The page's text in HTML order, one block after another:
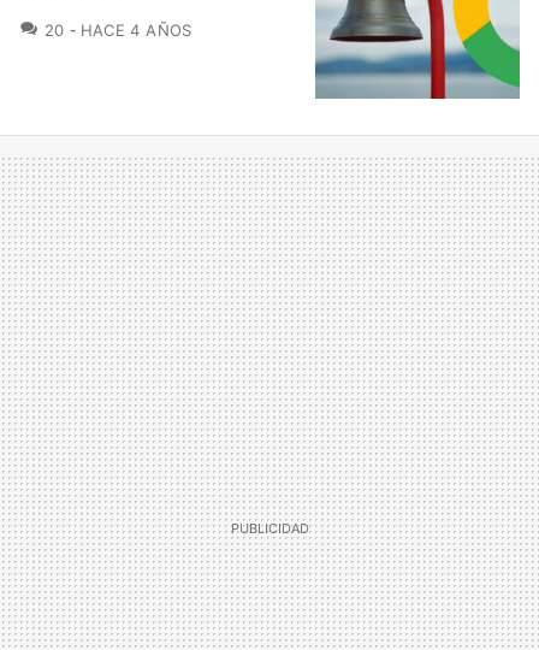
20 COMENTARIOS
HACE 4 AÑOS